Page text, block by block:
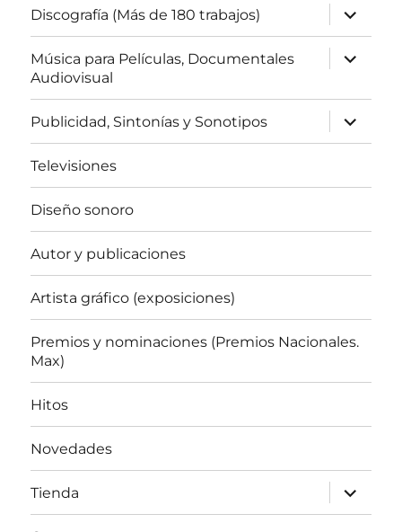
Discografía (Más de 180 trabajos)
expande
el
menú
inferior
Música para Películas, Documentales
Audiovisual
expande
el
inferior
Publicidad, Sintonías y Sonotipos
expande
el
menú
Televisiones
Diseño sonoro
Autor y publicaciones
Artista gráfico (exposiciones)
Premios y nominaciones (Premios Nacionales.
Max)
Hitos
Novedades
Tienda
expande
el
menú